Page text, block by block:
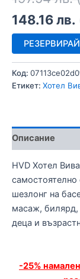
148.16лв.
РЕЗЕРВИРАЙ
Код:
Етикет: Хотел
Описание
HVD Хотел
шезлонг на
масаж, билярд,
деца и
-25%